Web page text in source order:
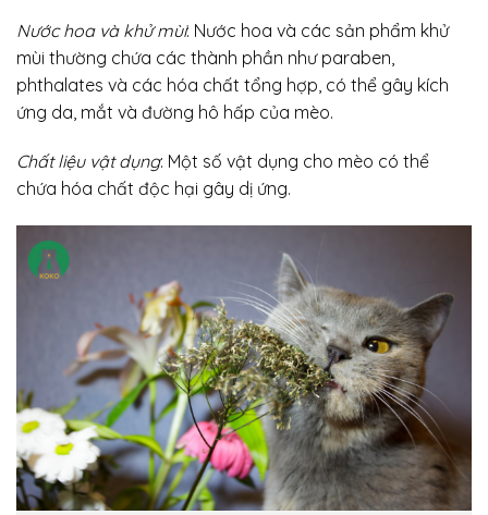
Nước hoa và khử mùi: Nước hoa và các sản phẩm khử
mùi thường chứa các thành phần như paraben,
phthalates và các hóa chất tổng hợp, có thể gây kích
ứng da, mắt và đường hô hấp của mèo.
Chất liệu vật dụng: Một số vật dụng cho mèo có thể
chứa hóa chất độc hại gây dị ứng.